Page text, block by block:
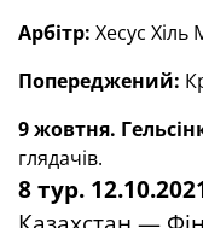
Арбітр: Хесус Хіль
Попереджений:
9 жовтня.
глядачів.
8 тур.